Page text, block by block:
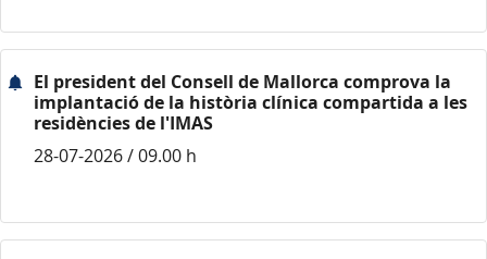
El president del Consell de Mallorca comprova la
implantació de la història clínica compartida a les
residències de l'IMAS
28-07-2026 / 09.00 h